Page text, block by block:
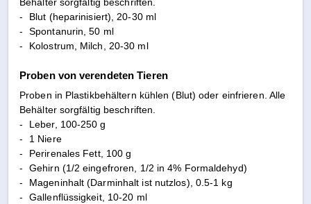
-
Blut (heparinisiert), 20-30 ml
-
Spontanurin, 50 ml
-
Kolostrum, Milch, 20-30 ml
Proben von verendeten Tieren
Proben in Plastikbehältern kühlen (Blut) oder einfrieren. Alle
Behälter sorgfältig beschriften.
-
Leber, 100-250 g
-
1 Niere
-
Perirenales Fett, 100 g
-
Gehirn (1/2 eingefroren, 1/2 in 4% Formaldehyd)
-
Mageninhalt (Darminhalt ist nutzlos), 0.5-1 kg
-
Gallenflüssigkeit, 10-20 ml